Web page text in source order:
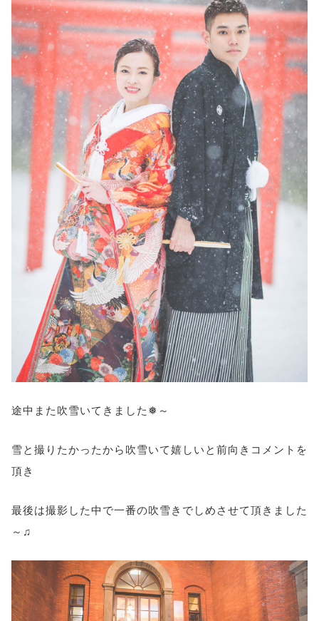
途中また吹雪いてきました❅～
雪と撮りたかったから吹雪いて嬉しいと前向きコメントを
頂き
最後は撮影した中で一番の吹雪きでしめさせて頂きました
～♫